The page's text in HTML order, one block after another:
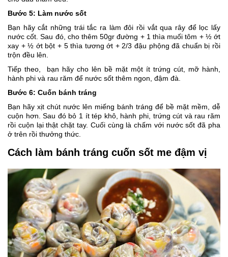
Bước 5: Làm nước sốt
Bạn hãy cắt những trái tắc ra làm đôi rồi vắt qua rây để lọc lấy
nước cốt. Sau đó, cho thêm 50gr đường + 1 thìa muối tôm + ½ ớt
xay + ½ ớt bột + 5 thìa tương ớt + 2/3 đậu phộng đã chuẩn bị rồi
trộn đều lên.
Tiếp theo, bạn hãy cho lên bề mặt một ít trứng cút, mỡ hành,
hành phi và rau răm để nước sốt thêm ngon, đậm đà.
Bước 6: Cuốn bánh tráng
Bạn hãy xịt chút nước lên miếng bánh tráng để bề mặt mềm, dễ
cuộn hơn. Sau đó bỏ 1 ít tép khô, hành phi, trứng cút và rau răm
rồi cuộn lại thật chặt tay. Cuối cùng là chấm với nước sốt đã pha
ở trên rồi thưởng thức.
Cách làm bánh tráng cuốn sốt me đậm vị